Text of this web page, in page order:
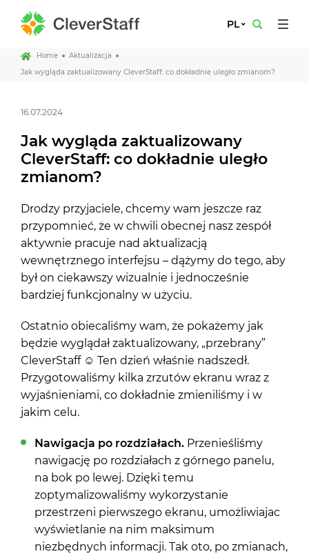
PL
Home
Aktualizacja
Jak wygląda zaktualizowany CleverStaff: co dokładnie uległo zmianom?
16.07.2024
Jak wygląda zaktualizowany
CleverStaff: co dokładnie uległo
zmianom?
Drodzy przyjaciele, chcemy wam jeszcze raz
przypomnieć, że w chwili obecnej nasz zespół
aktywnie pracuje nad aktualizacją
wewnętrznego interfejsu – dążymy do tego, aby
był on ciekawszy wizualnie i jednocześnie
bardziej funkcjonalny w użyciu.
Ostatnio obiecaliśmy wam, że pokażemy jak
będzie wyglądał zaktualizowany, „przebrany”
CleverStaff ☺ Ten dzień właśnie nadszedł.
Przygotowaliśmy kilka zrzutów ekranu wraz z
wyjaśnieniami, co dokładnie zmieniliśmy i w
jakim celu.
Nawigacja po rozdziałach. Przenieśliśmy
nawigację po rozdziałach z górnego panelu,
na bok po lewej. Dzięki temu
zoptymalizowaliśmy wykorzystanie
przestrzeni pierwszego ekranu, umożliwiajac
wyświetlanie na nim maksimum
niezbędnych informacji. Tak oto, po zmianach,